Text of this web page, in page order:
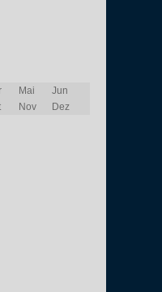
Mai
Jun
Nov
Dez